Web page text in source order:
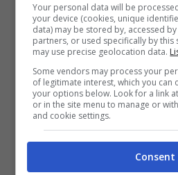
Per il pianoStandardsi
solo utente, per chi invece
l’abbonamentoPremiumsi
Purtroppo chi possiede un
possibilità invece non
per poter usare l’account
blocco basta collegarsi a
Your personal data will be
your device (cookies, unique
data) may be stored by, accessed
partners, or used specifically by this
may use precise geolocation data.
Some vendors may process your
of legitimate interest, which you can
your options below. Look for a link
or in the site menu to manage or
and cookie settings.
Consent